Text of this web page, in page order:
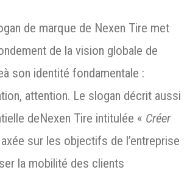
de marque de Nexen Tire met
de la vision globale de
son identité fondamentale :
attention. Le slogan décrit aussi
deNexen Tire intitulée « Créer
axée sur les objectifs de l’entreprise
la mobilité des clients